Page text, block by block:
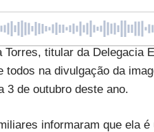
Torres, titular da Delegacia
na divulgação da
3 de outubro deste ano.
informaram que ela